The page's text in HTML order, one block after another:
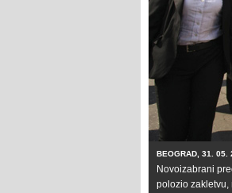
BEOGRAD, 31. 05.
Novoizabrani
polozio zakletvu,